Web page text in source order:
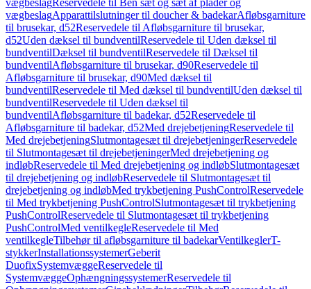
vægbeslagReservedele til Ben sæt og sæt af plader og
vægbeslagApparattilslutninger til doucher & badekarAfløbsgarniture
til brusekar, d52Reservedele til Afløbsgarniture til brusekar,
d52Uden dæksel til bundventilReservedele til Uden dæksel til
bundventilDæksel til bundventilReservedele til Dæksel til
bundventilAfløbsgarniture til brusekar, d90Reservedele til
Afløbsgarniture til brusekar, d90Med dæksel til
bundventilReservedele til Med dæksel til bundventilUden dæksel til
bundventilReservedele til Uden dæksel til
bundventilAfløbsgarniture til badekar, d52Reservedele til
Afløbsgarniture til badekar, d52Med drejebetjeningReservedele til
Med drejebetjeningSlutmontagesæt til drejebetjeningerReservedele
til Slutmontagesæt til drejebetjeningerMed drejebetjening og
indløbReservedele til Med drejebetjening og indløbSlutmontagesæt
til drejebetjening og indløbReservedele til Slutmontagesæt til
drejebetjening og indløbMed trykbetjening PushControlReservedele
til Med trykbetjening PushControlSlutmontagesæt til trykbetjening
PushControlReservedele til Slutmontagesæt til trykbetjening
PushControlMed ventilkegleReservedele til Med
ventilkegleTilbehør til afløbsgarniture til badekarVentilkeglerT-
stykkerInstallationssystemerGeberit
DuofixSystemvæggeReservedele til
SystemvæggeOphængningssystemerReservedele til